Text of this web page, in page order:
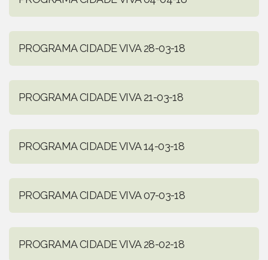
PROGRAMA CIDADE VIVA 28-03-18
PROGRAMA CIDADE VIVA 21-03-18
PROGRAMA CIDADE VIVA 14-03-18
PROGRAMA CIDADE VIVA 07-03-18
PROGRAMA CIDADE VIVA 28-02-18